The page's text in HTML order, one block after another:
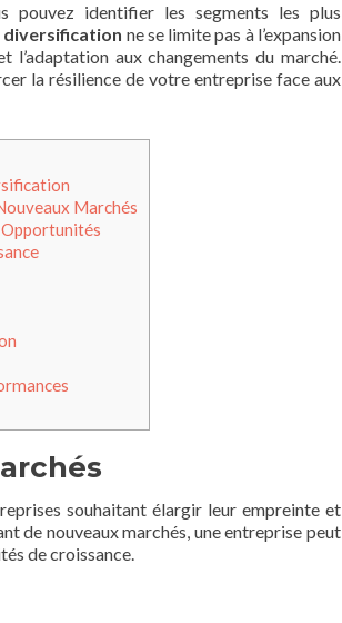
pouvez identifier les segments les plus
ne se limite pas à l’expansion
aux changements du marché.
la résilience de votre entreprise face aux
Marchés
Opportunités
souhaitant élargir leur empreinte et
de nouveaux marchés, une entreprise peut
de croissance.